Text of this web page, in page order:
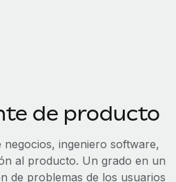
de producto
ingeniero software,
al producto. Un grado en un
de problemas de los usuarios